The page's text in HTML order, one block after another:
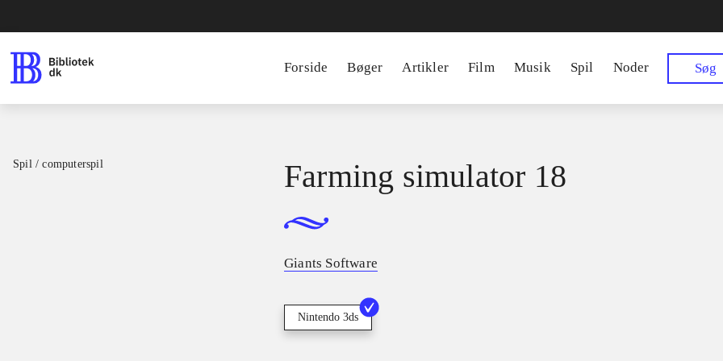
Forside Bøger Artikler Film Musik Spil Noder Søg
Spil / computerspil Farming simulator 18
Giants Software
Nintendo 3ds